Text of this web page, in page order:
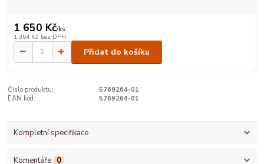
1 650 Kč/ks
1 364 Kč bez DPH
Přidat do košíku
Číslo produktu:
5769264-01
EAN kód:
5769264-01
Kompletní specifikace
Komentáře 0